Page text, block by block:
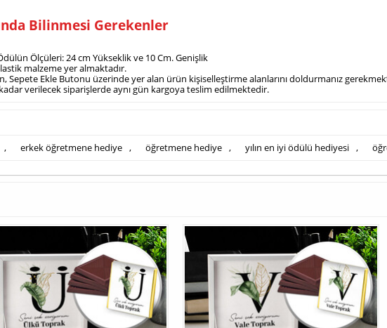
Bilinmesi Gerekenler
Ölçüleri: 24 cm Yükseklik ve 10 Cm. Genişlik
malzeme yer almaktadır.
Ekle Butonu üzerinde yer alan ürün kişiselleştirme alanlarını doldurmanız
verilecek siparişlerde aynı gün kargoya teslim edilmektedir.
, erkek öğretmene hediye , öğretmene hediye , yılın en iyi ödülü hediyesi ,